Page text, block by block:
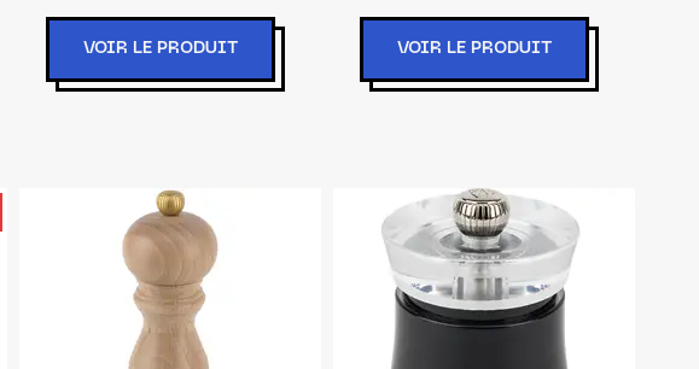
VOIR LE PRODUIT VOIR LE PRODUIT